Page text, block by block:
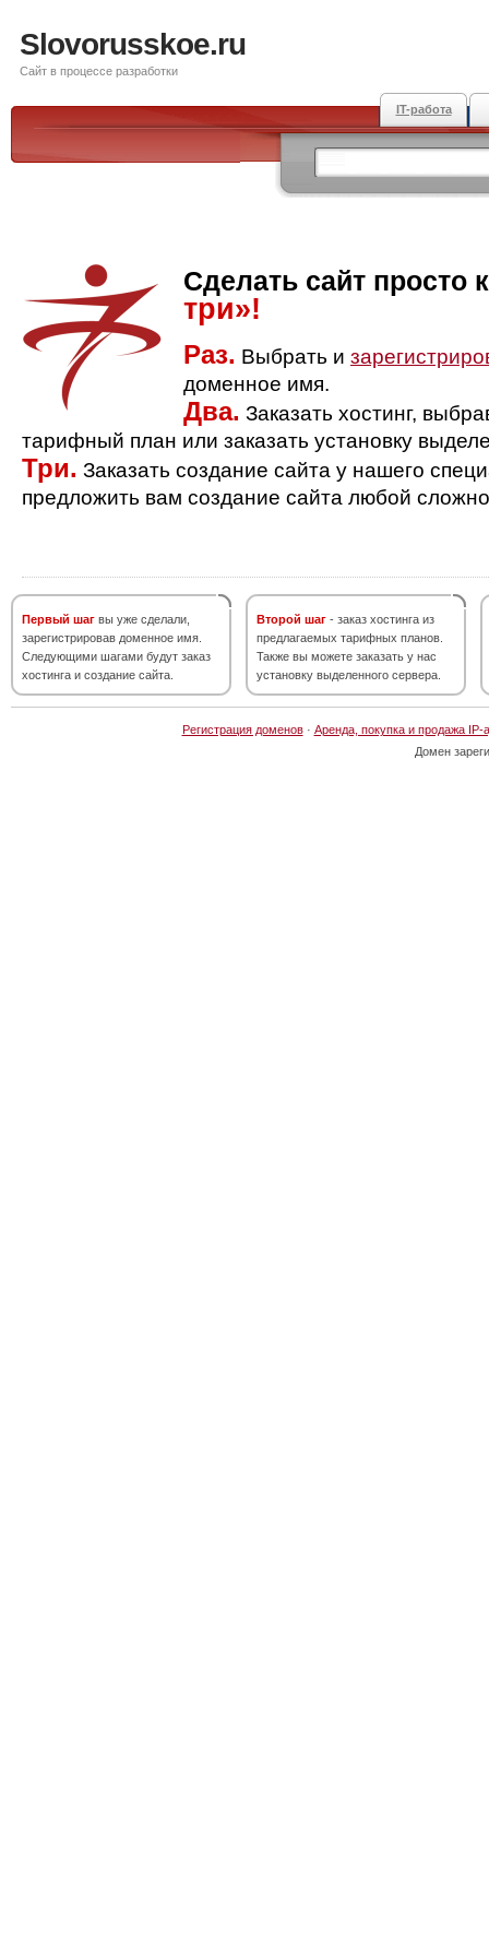
Slovorusskoe.ru
Сайт в процессе разработки
IT-работа
Сделать сайт просто
три»!
Раз. Выбрать и
доменное имя.
Два. Заказать хостинг,
тарифный план или заказать установку
Три. Заказать создание сайта у нашего
предложить вам создание сайта любой
Первый шаг вы уже сделали,
зарегистрировав доменное имя.
Следующими шагами будут заказ
хостинга и создание сайта.
Второй шаг - заказ хостинга из
предлагаемых тарифных планов.
Также вы можете заказать у нас
установку выделенного сервера.
Регистрация доменов· Аренда, покупка и продажа IP-
Домен